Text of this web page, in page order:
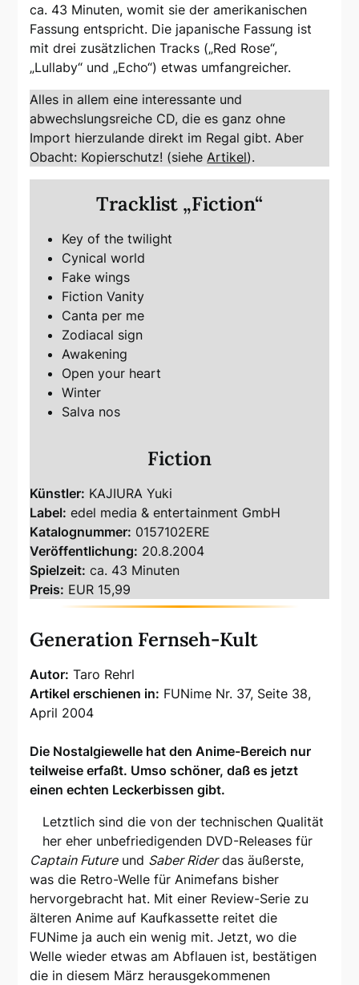
ca. 43 Minuten, womit sie der amerikanischen
Fassung entspricht. Die japanische Fassung ist
mit drei zusätzlichen Tracks („Red Rose“,
„Lullaby“ und „Echo“) etwas umfangreicher.
Alles in allem eine interessante und
abwechslungsreiche CD, die es ganz ohne
Import hierzulande direkt im Regal gibt. Aber
Obacht: Kopierschutz! (siehe Artikel).
Tracklist „Fiction“
Key of the twilight
Cynical world
Fake wings
Fiction Vanity
Canta per me
Zodiacal sign
Awakening
Open your heart
Winter
Salva nos
Fiction
Künstler: KAJIURA Yuki
Label: edel media & entertainment GmbH
Katalognummer: 0157102ERE
Veröffentlichung: 20.8.2004
Spielzeit: ca. 43 Minuten
Preis: EUR 15,99
Generation Fernseh-Kult
Autor: Taro Rehrl
Artikel erschienen in: FUNime Nr. 37, Seite 38,
April 2004
Die Nostalgiewelle hat den Anime-Bereich nur
teilweise erfaßt. Umso schöner, daß es jetzt
einen echten Leckerbissen gibt.
Letztlich sind die von der technischen Qualität
her eher unbefriedigenden DVD-Releases für
Captain Futureund Saber Riderdas äußerste,
was die Retro-Welle für Animefans bisher
hervorgebracht hat. Mit einer Review-Serie zu
älteren Anime auf Kaufkassette reitet die
FUNime ja auch ein wenig mit. Jetzt, wo die
Welle wieder etwas am Abflauen ist, bestätigen
die in diesem März herausgekommenen